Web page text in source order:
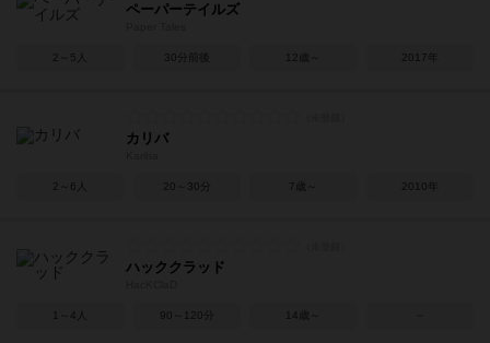
ペーパーテイルズ
2～5人 30分前後 12歳～ 2017年
カリバ
2～6人 20～30分 7歳～ 2010年
ハッククラッド
1～4人 90～120分 14歳～